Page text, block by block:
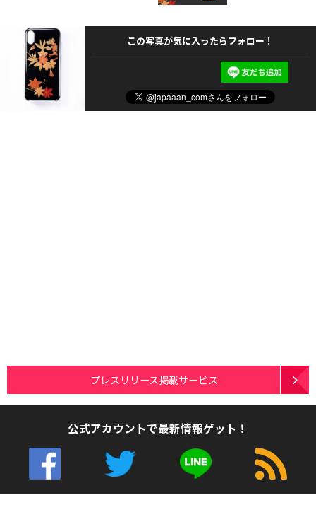
この写真が気に入ったらフォロー！
プレスリリース掲載サービス
公式アカウントで最新情報ゲット！